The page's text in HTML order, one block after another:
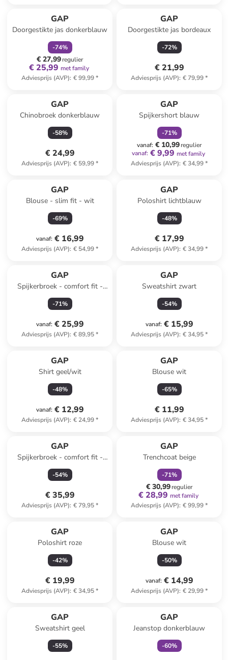
GAP
Doorgestikte jas donkerblauw
-74%
€ 27,99regulier
€ 25,99 met family
Adviesprijs (AVP): € 99,99*
GAP
Doorgestikte jas bordeaux
-72%
€ 21,99
Adviesprijs (AVP): € 79,99*
GAP
Chinobroek donkerblauw
-58%
€ 24,99
Adviesprijs (AVP): € 59,99*
GAP
Spijkershort blauw
-71%
vanaf: € 10,99regulier
vanaf: € 9,99 met family
Adviesprijs (AVP): € 34,99*
GAP
Blouse - slim fit - wit
-69%
vanaf: € 16,99
Adviesprijs (AVP): € 54,99*
GAP
Poloshirt lichtblauw
-48%
€ 17,99
Adviesprijs (AVP): € 34,99*
GAP
Spijkerbroek - comfort fit -
blauw
-71%
vanaf: € 25,99
Adviesprijs (AVP): € 89,95*
GAP
Sweatshirt zwart
-54%
vanaf: € 15,99
Adviesprijs (AVP): € 34,95*
GAP
Shirt geel/wit
-48%
vanaf: € 12,99
Adviesprijs (AVP): € 24,99*
GAP
Blouse wit
-65%
€ 11,99
Adviesprijs (AVP): € 34,95*
GAP
Spijkerbroek - comfort fit -
donkerblauw
-54%
€ 35,99
Adviesprijs (AVP): € 79,95*
GAP
Trenchcoat beige
-71%
€ 30,99regulier
€ 28,99 met family
Adviesprijs (AVP): € 99,99*
GAP
Poloshirt roze
-42%
€ 19,99
Adviesprijs (AVP): € 34,95*
GAP
Blouse wit
-50%
vanaf: € 14,99
Adviesprijs (AVP): € 29,99*
GAP
Sweatshirt geel
-55%
GAP
Jeanstop donkerblauw
-60%